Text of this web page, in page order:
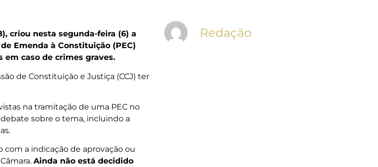
criou nesta segunda-feira (6) a
Emenda à Constituição (PEC)
em caso de crimes graves.
de Constituição e Justiça (CCJ) ter
na tramitação de uma PEC no
sobre o tema, incluindo a
com a indicação de aprovação ou
Ainda não está decidido
Redação